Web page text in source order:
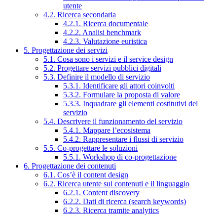
utente
4.2. Ricerca secondaria
4.2.1. Ricerca documentale
4.2.2. Analisi benchmark
4.2.3. Valutazione euristica
5. Progettazione dei servizi
5.1. Cosa sono i servizi e il service design
5.2. Progettare servizi pubblici digitali
5.3. Definire il modello di servizio
5.3.1. Identificare gli attori coinvolti
5.3.2. Formulare la proposta di valore
5.3.3. Inquadrare gli elementi costitutivi del
servizio
5.4. Descrivere il funzionamento del servizio
5.4.1. Mappare l’ecosistema
5.4.2. Rappresentare i flussi di servizio
5.5. Co-progettare le soluzioni
5.5.1. Workshop di co-progettazione
6. Progettazione dei contenuti
6.1. Cos’è il content design
6.2. Ricerca utente sui contenuti e il linguaggio
6.2.1. Content discovery
6.2.2. Dati di ricerca (search keywords)
6.2.3. Ricerca tramite analytics